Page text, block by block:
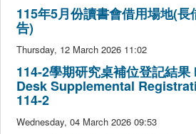
115年5月份讀書會借用場地(
告)
Thursday, 12 March 2026 11:02
114-2學期研究桌補位登記結
Desk Supplemental
114-2
Wednesday, 04 March 2026 09:53